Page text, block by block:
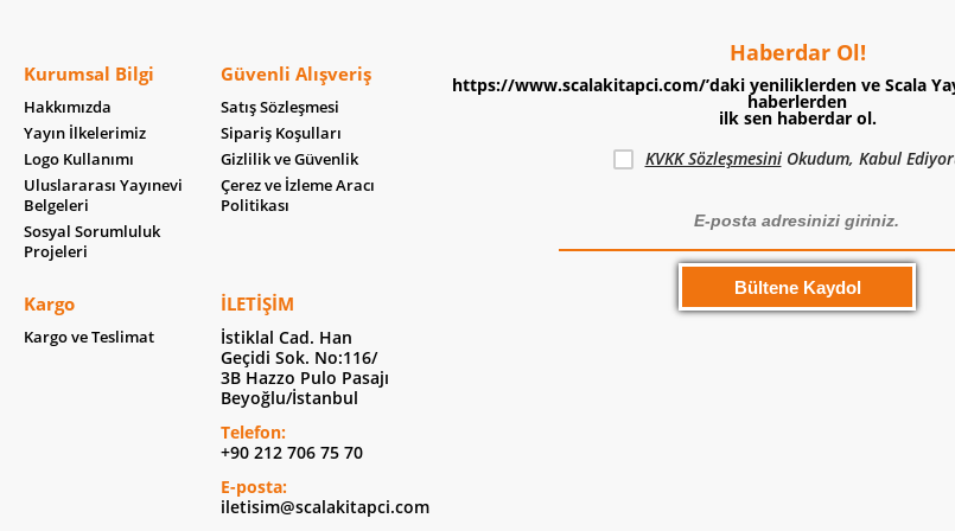
Kurumsal Bilgi
Hakkımızda
Yayın İlkelerimiz
Logo Kullanımı
Uluslararası Yayınevi
Belgeleri
Sosyal Sorumluluk
Projeleri
Güvenli Alışveriş
Satış Sözleşmesi
Sipariş Koşulları
Gizlilik ve Güvenlik
Çerez ve İzleme Aracı
Politikası
Kargo
Kargo ve Teslimat
İLETIŞIM
İstiklal Cad. Han
Geçidi Sok. No:116/
3B Hazzo Pulo Pasajı
Beyoğlu/İstanbul
Telefon:
+90 212 706 75 70
E-posta:
iletisim@scalakitapci.com
Haberdar Ol!
https://www.scalakitapci.com/’daki yeniliklerden ve Scala
haberlerden
ilk sen haberdar ol.
KVKK SözleşmesiniOkudum, Kabul